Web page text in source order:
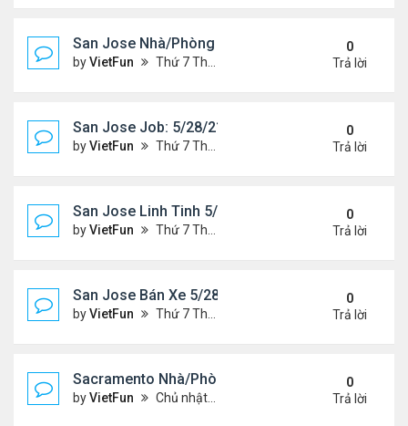
San Jose Nhà/Phòng 5/28/21-6/4/21
byVietFun Thứ 7 Tháng 5 29, 2021 10:14 am
0
Trả lời
San Jose Job: 5/28/21- 6/4/2021
byVietFun Thứ 7 Tháng 5 29, 2021 10:13 am
0
Trả lời
San Jose Linh Tinh 5/28/21 - 6/4/21
byVietFun Thứ 7 Tháng 5 29, 2021 9:52 am
0
Trả lời
San Jose Bán Xe 5/28/21 - 6/4/21
byVietFun Thứ 7 Tháng 5 29, 2021 9:51 am
0
Trả lời
Sacramento Nhà/Phòng 5/21/21- 5/28/21
byVietFun Chủ nhật Tháng 5 23, 2021 2:21 pm
0
Trả lời